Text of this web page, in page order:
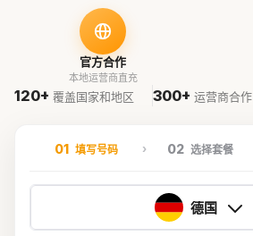
官方合作
本地运营商直充
120+ 覆盖国家和地区 300+ 运营商合作
01 填写号码 02 选择套餐
德国